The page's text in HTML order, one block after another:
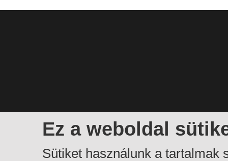
Ez a weboldal
Sütiket használunk a tartalmak